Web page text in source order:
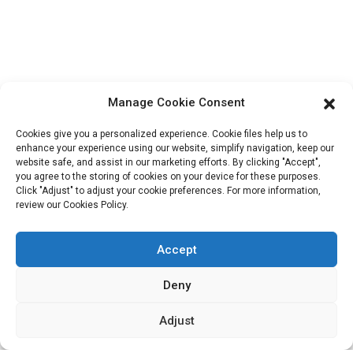
+86 13410678885
Bulletins D'information
Manage Cookie Consent
Cookies give you a personalized experience. Cookie files help us to
enhance your experience using our website, simplify navigation, keep our
website safe, and assist in our marketing efforts. By clicking "Accept",
you agree to the storing of cookies on your device for these purposes.
Click "Adjust" to adjust your cookie preferences. For more information,
review our Cookies Policy.
Accept
Deny
Adjust